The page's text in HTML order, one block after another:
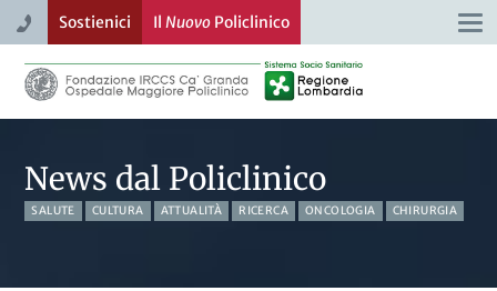
Sostienici Il NuovoPoliclinico
News dal Policlinico
SALUTE CULTURA ATTUALITÀ RICERCA ONCOLOGIA CHIRURGIA